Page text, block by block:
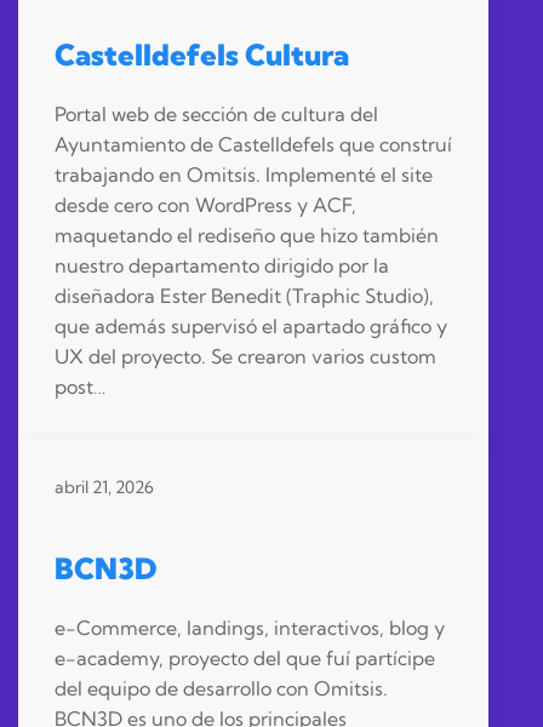
Castelldefels Cultura
Portal web de sección de cultura del
Ayuntamiento de Castelldefels que construí
trabajando en Omitsis. Implementé el site
desde cero con WordPress y ACF,
maquetando el rediseño que hizo también
nuestro departamento dirigido por la
diseñadora Ester Benedit (Traphic Studio),
que además supervisó el apartado gráfico y
UX del proyecto. Se crearon varios custom
post…
abril 21, 2026
BCN3D
e-Commerce, landings, interactivos, blog y
e-academy, proyecto del que fuí partícipe
del equipo de desarrollo con Omitsis.
BCN3D es uno de los principales